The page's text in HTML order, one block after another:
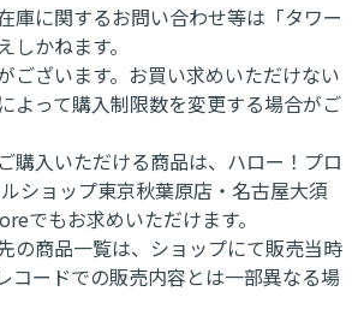
庫に関するお問い合わせ等は「タワー
しかねます。
ございます。お買い求めいただけない
よって購入制限数を変更する場合がご
購入いただける商品は、ハロー！プロ
ショップ東京秋葉原店・名古屋大須
でもお求めいただけます。
の商品一覧は、ショップにて販売当時
コードでの販売内容とは一部異なる場